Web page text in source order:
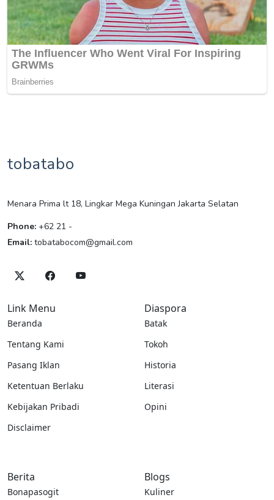
tobatabo
Menara Prima lt 18, Lingkar Mega Kuningan Jakarta Selatan
Phone: +62 21 -
Email: tobatabocom@gmail.com
Link Menu
Beranda
Tentang Kami
Pasang Iklan
Ketentuan Berlaku
Kebijakan Pribadi
Disclaimer
Diaspora
Batak
Tokoh
Historia
Literasi
Opini
Berita
Bonapasogit
Blogs
Kuliner